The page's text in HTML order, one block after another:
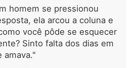
inesperado aconteceu, colocando o
amor deles à prova. Sheila e seu
conseguiriam vencer essa
Venha descobrir!
homem se pressionou
ela arcou a coluna e
você pôde se esquecer
Sinto falta dos dias em
amava."